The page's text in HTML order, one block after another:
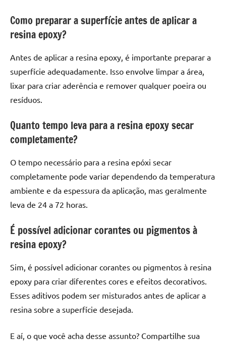
Como preparar a superfície antes de aplicar a
resina epoxy?
Antes de aplicar a resina epoxy, é importante preparar a
superfície adequadamente. Isso envolve limpar a área,
lixar para criar aderência e remover qualquer poeira ou
resíduos.
Quanto tempo leva para a resina epoxy secar
completamente?
O tempo necessário para a resina epóxi secar
completamente pode variar dependendo da temperatura
ambiente e da espessura da aplicação, mas geralmente
leva de 24 a 72 horas.
É possível adicionar corantes ou pigmentos à
resina epoxy?
Sim, é possível adicionar corantes ou pigmentos à resina
epoxy para criar diferentes cores e efeitos decorativos.
Esses aditivos podem ser misturados antes de aplicar a
resina sobre a superfície desejada.
E aí, o que você acha desse assunto? Compartilhe sua